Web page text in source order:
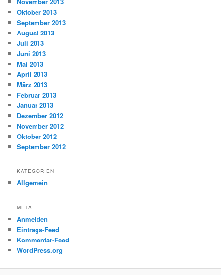
Oktober 2013
September 2013
August 2013
Juli 2013
Juni 2013
Mai 2013
April 2013
März 2013
Februar 2013
Januar 2013
Dezember 2012
November 2012
Oktober 2012
September 2012
KATEGORIEN
Allgemein
META
Anmelden
Eintrags-Feed
Kommentar-Feed
WordPress.org